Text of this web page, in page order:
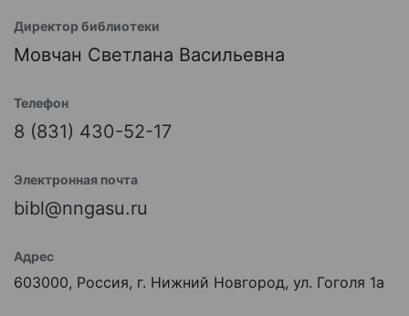
Директор библиотеки
Мовчан Светлана Васильевна
Телефон
8 (831) 430-52-17
Электронная почта
bibl@nngasu.ru
Адрес
603000, Россия, г. Нижний Новгород, ул. Гоголя 1а